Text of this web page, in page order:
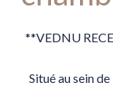
**VEDNU
Situé au sein